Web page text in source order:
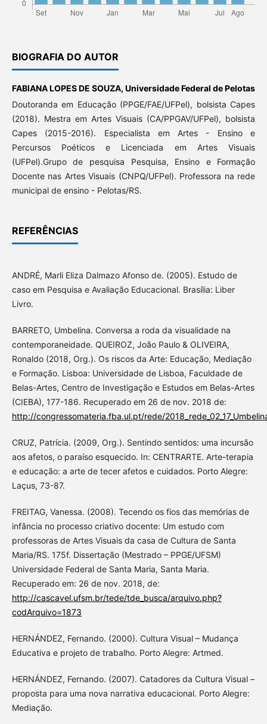
BIOGRAFIA DO AUTOR
FABIANA LOPES DE SOUZA, Universidade Federal de Pelotas
Doutoranda em Educação (PPGE/FAE/UFPel), bolsista Capes
(2018). Mestra em Artes Visuais (CA/PPGAV/UFPel), bolsista
Capes (2015-2016). Especialista em Artes - Ensino e
Percursos Poéticos e Licenciada em Artes Visuais
(UFPel).Grupo de pesquisa Pesquisa, Ensino e Formação
Docente nas Artes Visuais (CNPQ/UFPel). Professora na rede
municipal de ensino - Pelotas/RS.
REFERÊNCIAS
ANDRÉ, Marli Eliza Dalmazo Afonso de. (2005). Estudo de
caso em Pesquisa e Avaliação Educacional. Brasília: Liber
Livro.
BARRETO, Umbelina. Conversa a roda da visualidade na
contemporaneidade. QUEIROZ, João Paulo & OLIVEIRA,
Ronaldo (2018, Org.). Os riscos da Arte: Educação, Mediação
e Formação. Lisboa: Universidade de Lisboa, Faculdade de
Belas-Artes, Centro de Investigação e Estudos em Belas-Artes
(CIEBA), 177-186. Recuperado em 26 de nov. 2018 de:
http://congressomateria.fba.ul.pt/rede/
CRUZ, Patrícia. (2009, Org.). Sentindo sentidos: uma incursão
aos afetos, o paraíso esquecido. In: CENTRARTE. Arte-terapia
e educação: a arte de tecer afetos e cuidados. Porto Alegre:
Laçus, 73-87.
FREITAG, Vanessa. (2008). Tecendo os fios das memórias de
infância no processo criativo docente: Um estudo com
professoras de Artes Visuais da casa de Cultura de Santa
Maria/RS. 175f. Dissertação (Mestrado – PPGE/UFSM)
Universidade Federal de Santa Maria, Santa Maria.
Recuperado em: 26 de nov. 2018, de:
http://cascavel.ufsm.br/tede/tde_busca/arquivo.php?
codArquivo=1873
HERNÁNDEZ, Fernando. (2000). Cultura Visual – Mudança
Educativa e projeto de trabalho. Porto Alegre: Artmed.
HERNÁNDEZ, Fernando. (2007). Catadores da Cultura Visual –
proposta para uma nova narrativa educacional. Porto Alegre:
Mediação.